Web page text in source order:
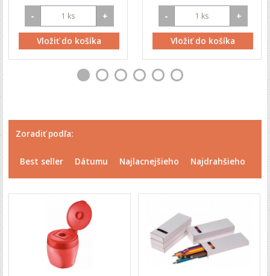
- +
Vložiť do košíka
- +
Vložiť do košíka
Zoradiť podľa:
Best seller Dátumu Najlacnejšieho Najdrahšieho